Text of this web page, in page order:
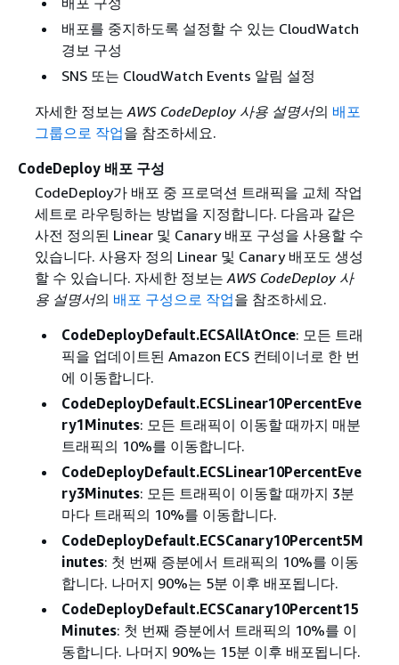
배포를 중지하도록 설정할 수 있는 CloudWatch
경보 구성
SNS 또는 CloudWatch Events 알림 설정
자세한 정보는AWS CodeDeploy 사용 설명서의 배포
그룹으로 작업을 참조하세요.
CodeDeploy 배포 구성
CodeDeploy가 배포 중 프로덕션 트래픽을 교체 작업
세트로 라우팅하는 방법을 지정합니다. 다음과 같은
사전 정의된 Linear 및 Canary 배포 구성을 사용할 수
있습니다. 사용자 정의 Linear 및 Canary 배포도 생성
할 수 있습니다. 자세한 정보는AWS CodeDeploy 사
용 설명서의 배포 구성으로 작업을 참조하세요.
CodeDeployDefault.ECSAllAtOnce: 모든 트래
픽을 업데이트된 Amazon ECS 컨테이너로 한 번
에 이동합니다.
CodeDeployDefault.ECSLinear10PercentEve
ry1Minutes: 모든 트래픽이 이동할 때까지 매분
트래픽의 10%를 이동합니다.
CodeDeployDefault.ECSLinear10PercentEve
ry3Minutes: 모든 트래픽이 이동할 때까지 3분
마다 트래픽의 10%를 이동합니다.
CodeDeployDefault.ECSCanary10Percent5M
inutes: 첫 번째 증분에서 트래픽의 10%를 이동
합니다. 나머지 90%는 5분 이후 배포됩니다.
CodeDeployDefault.ECSCanary10Percent15
Minutes: 첫 번째 증분에서 트래픽의 10%를 이
동합니다. 나머지 90%는 15분 이후 배포됩니다.